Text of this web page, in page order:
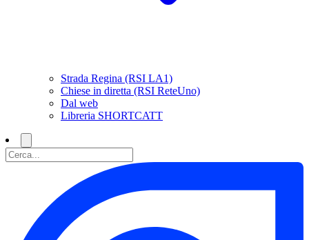
Strada Regina (RSI LA1)
Chiese in diretta (RSI ReteUno)
Dal web
Libreria SHORTCATT